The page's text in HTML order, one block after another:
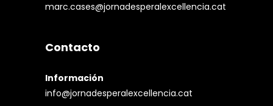
marc.cases@jornadesperalexcellencia.cat
Contacto
Información
info@jornadesperalexcellencia.cat